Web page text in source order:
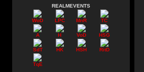
REALMEVENTS
WoD LPC MnR TC
A H VoD HSG
SdT HK HSH RitD
TqE